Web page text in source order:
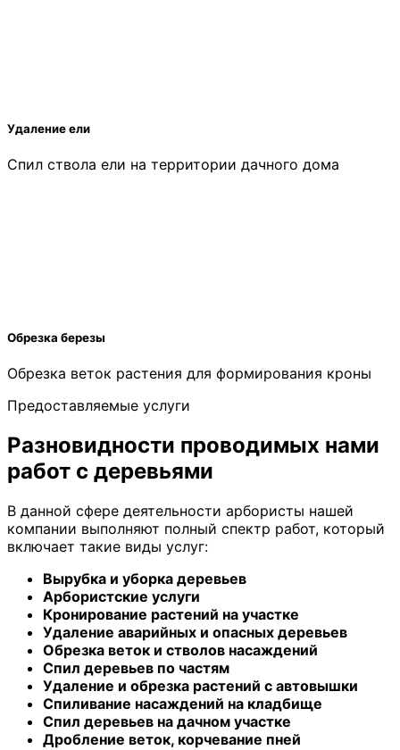
Удаление ели
Спил ствола ели на территории дачного дома
Обрезка березы
Обрезка веток растения для формирования кроны
Предоставляемые услуги
Разновидности проводимых нами
работ с деревьями
В данной сфере деятельности арбористы нашей
компании выполняют полный спектр работ, который
включает такие виды услуг:
Вырубка и уборка деревьев
Арбористские услуги
Кронирование растений на участке
Удаление аварийных и опасных деревьев
Обрезка веток и стволов насаждений
Спил деревьев по частям
Удаление и обрезка растений с автовышки
Спиливание насаждений на кладбище
Спил деревьев на дачном участке
Дробление веток, корчевание пней